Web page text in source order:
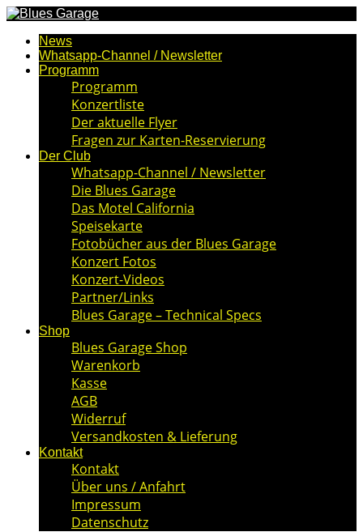
News
Whatsapp-Channel / Newsletter
Programm
Programm
Konzertliste
Der aktuelle Flyer
Fragen zur Karten-Reservierung
Der Club
Whatsapp-Channel / Newsletter
Die Blues Garage
Das Motel California
Speisekarte
Fotobücher aus der Blues Garage
Konzert Fotos
Konzert-Videos
Partner/Links
Blues Garage – Technical Specs
Shop
Blues Garage Shop
Warenkorb
Kasse
AGB
Widerruf
Versandkosten & Lieferung
Kontakt
Kontakt
Über uns / Anfahrt
Impressum
Datenschutz